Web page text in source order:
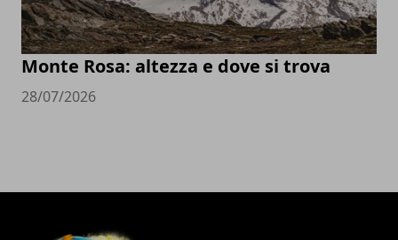
Monte Rosa: altezza e dove si trova
28/07/2026